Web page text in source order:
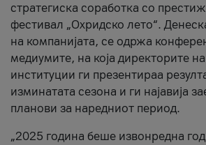
стратегиска соработка со
фестивал „Охридско лето“.
на компанијата, се одржа
медиумите, на која директорите
институции ги презентираа
изминатата сезона и ги најавија
планови за наредниот период.
„2025 година беше извонредна